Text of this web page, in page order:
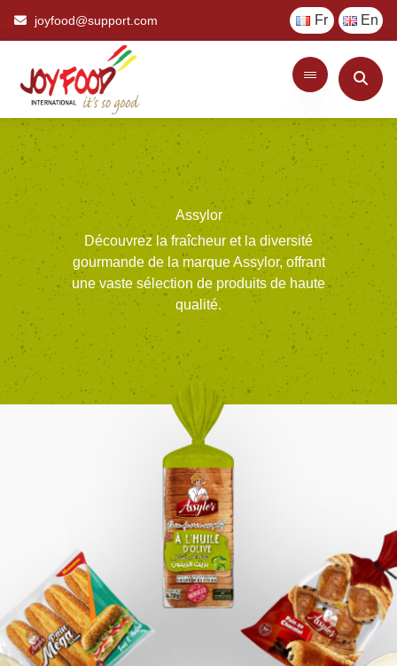
joyfood@support.com Fr En
Assylor
Découvrez la fraîcheur et la diversité
gourmande de la marque Assylor, offrant
une vaste sélection de produits de haute
qualité.